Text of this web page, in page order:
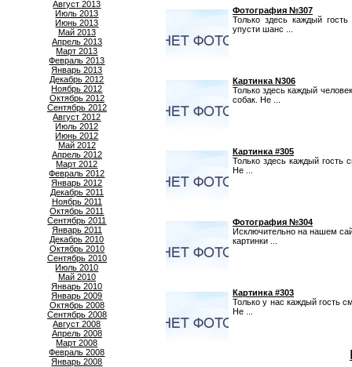
Август 2013
Июль 2013
Июнь 2013
Май 2013
Апрель 2013
Март 2013
Февраль 2013
Январь 2013
Декабрь 2012
Ноябрь 2012
Октябрь 2012
Сентябрь 2012
Август 2012
Июль 2012
Июнь 2012
Май 2012
Апрель 2012
Март 2012
Февраль 2012
Январь 2012
Декабрь 2011
Ноябрь 2011
Октябрь 2011
Сентябрь 2011
Январь 2011
Декабрь 2010
Октябрь 2010
Сентябрь 2010
Июль 2010
Май 2010
Январь 2010
Январь 2009
Октябрь 2008
Сентябрь 2008
Август 2008
Апрель 2008
Март 2008
Февраль 2008
Январь 2008
Фотография №307
Только здесь каждый
упусти шанс ...
Картинка N306
Только здесь каждый
собак. Не ...
Картинка #305
Только здесь каждый гость
Не ...
Фотография №304
Исключительно на нашем
картинки ...
Картинка #303
Только у нас каждый гость
Не ...